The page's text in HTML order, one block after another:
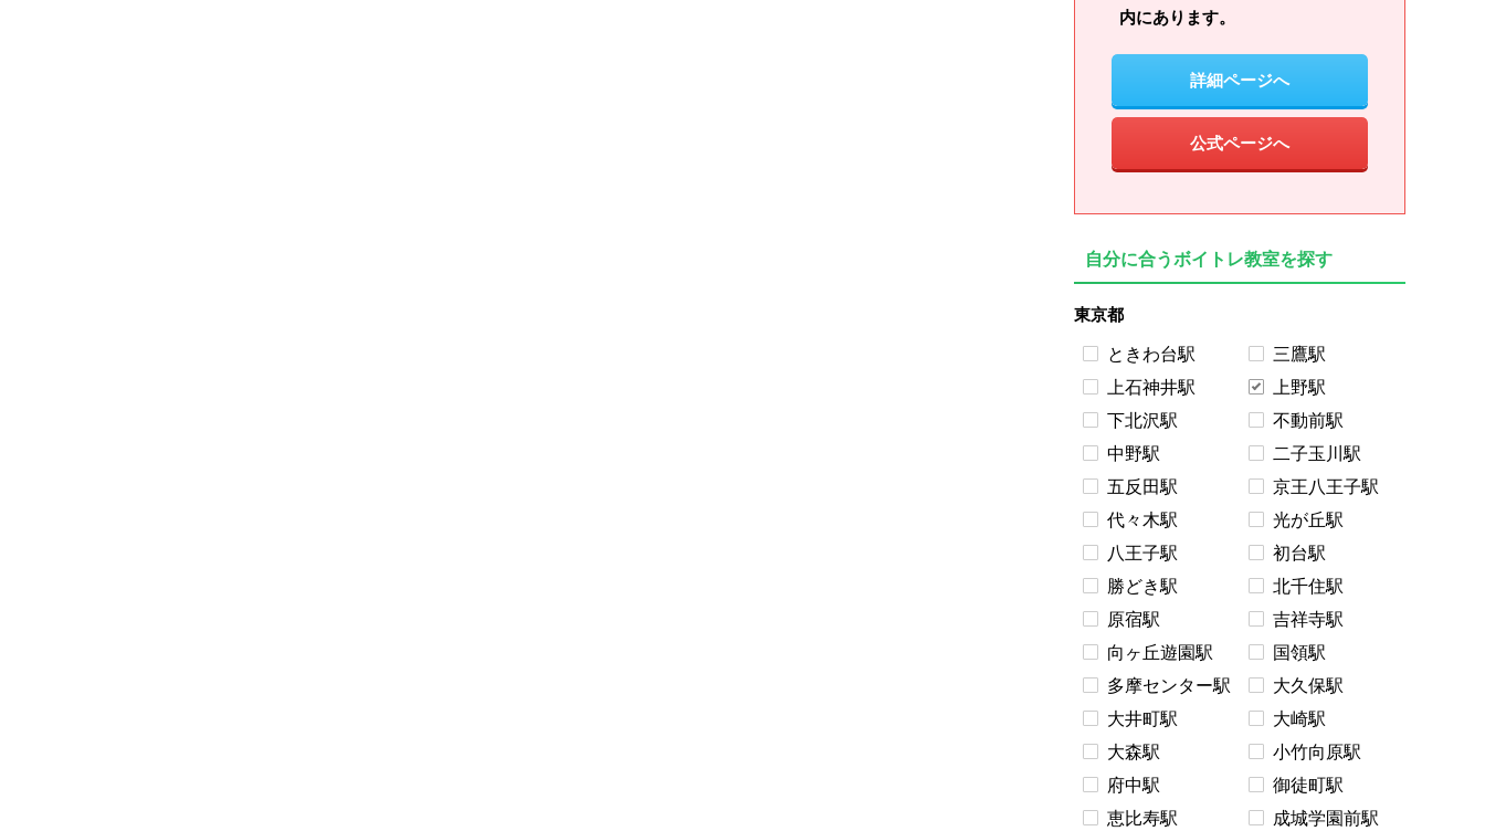
内にあります。
詳細ページへ
公式ページへ
自分に合うボイトレ教室を探す
東京都
ときわ台駅
三鷹駅
上石神井駅
上野駅
下北沢駅
不動前駅
中野駅
二子玉川駅
五反田駅
京王八王子駅
代々木駅
光が丘駅
八王子駅
初台駅
勝どき駅
北千住駅
原宿駅
吉祥寺駅
向ヶ丘遊園駅
国領駅
多摩センター駅
大久保駅
大井町駅
大崎駅
大森駅
小竹向原駅
府中駅
御徒町駅
恵比寿駅
成城学園前駅